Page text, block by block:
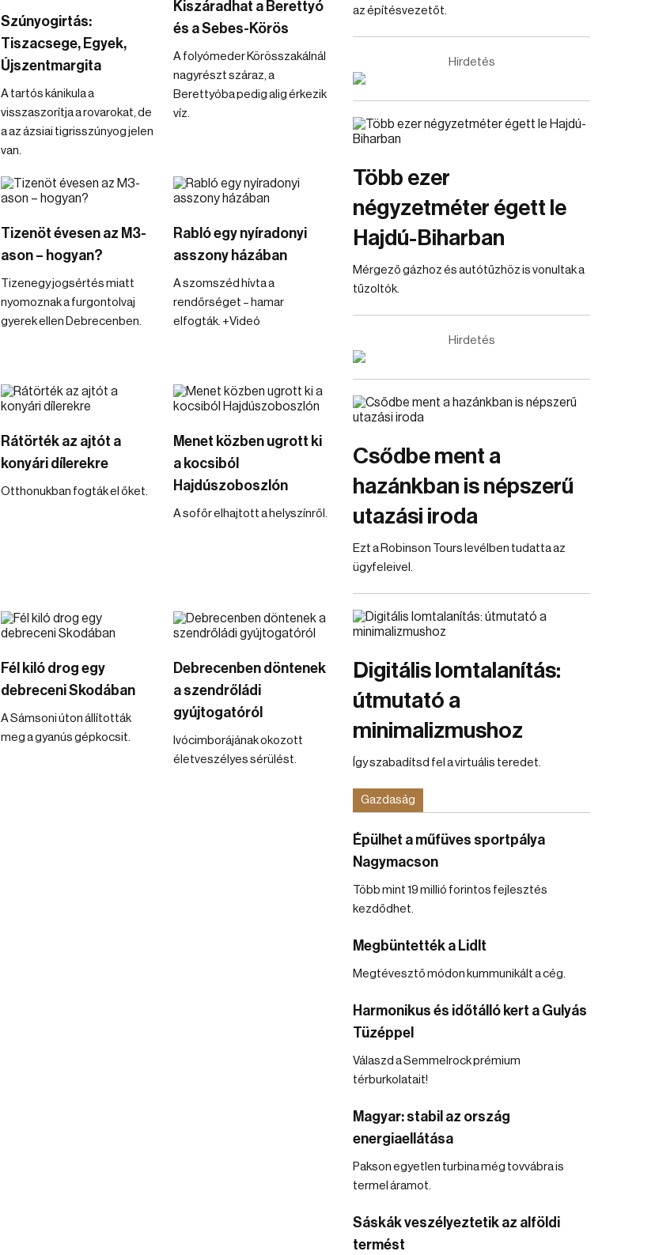
Szúnyogirtás:
Tiszacsege, Egyek,
Újszentmargita
A tartós kánikula a
visszaszorítja a rovarokat, de
a az ázsiai tigrisszúnyog jelen
van.
Kiszáradhat a Berettyó
és a Sebes-Körös
A folyómeder Körösszakálnál
nagyrészt száraz, a
Berettyóba pedig alig érkezik
víz.
Tizenöt évesen az M3-
ason – hogyan?
Tizenegy jogsértés miatt
nyomoznak a furgontolvaj
gyerek ellen Debrecenben.
Rabló egy nyíradonyi
asszony házában
A szomszéd hívta a
rendőrséget – hamar
elfogták. +Videó
Rátörték az ajtót a
konyári dílerekre
Otthonukban fogták el őket.
Menet közben ugrott ki
a kocsiból
Hajdúszoboszlón
A sofőr elhajtott a helyszínről.
Fél kiló drog egy
debreceni Skodában
A Sámsoni úton állították
meg a gyanús gépkocsit.
Debrecenben döntenek
a szendrőládi
gyújtogatóról
Ivócimborájának okozott
életveszélyes sérülést.
az építésvezetőt.
Hirdetés
Több ezer
négyzetméter égett le
Hajdú-Biharban
Mérgező gázhoz és autótűzhöz is vonultak a
tűzoltók.
Hirdetés
Csődbe ment a
hazánkban is népszerű
utazási iroda
Ezt a Robinson Tours levélben tudatta az
ügyfeleivel.
Digitális lomtalanítás:
útmutató a
minimalizmushoz
Így szabadítsd fel a virtuális teredet.
Gazdaság
Épülhet a műfüves sportpálya
Nagymacson
Több mint 19 millió forintos fejlesztés
kezdődhet.
Megbüntették a Lidlt
Megtévesztő módon kummunikált a cég.
Harmonikus és időtálló kert a Gulyás
Tüzéppel
Válaszd a Semmelrock prémium
térburkolatait!
Magyar: stabil az ország
energiaellátása
Pakson egyetlen turbina még tovvábra is
termel áramot.
Sáskák veszélyeztetik az alföldi
termést